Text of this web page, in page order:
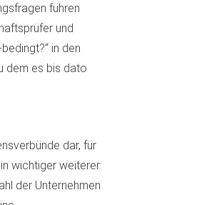
führen
und
in den
dem es bis dato
dar, für
wichtiger weiterer:
der Unternehmen